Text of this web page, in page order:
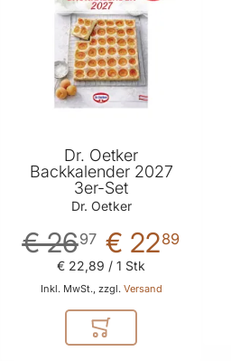
Dr. Oetker
Backkalender 2027
3er-Set
Dr. Oetker
€ 2289
€ 2697
Inkl. MwSt., zzgl. Versand
€ 22,89 / 1 Stk
In den Warenkorb